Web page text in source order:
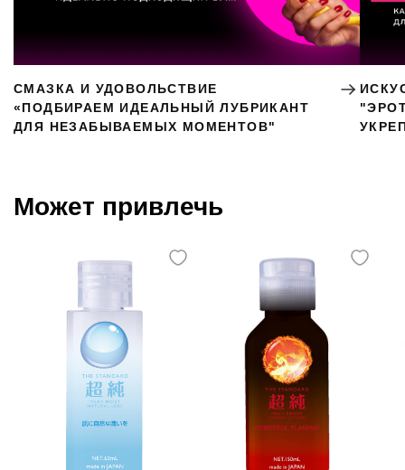
СМАЗКА И УДОВОЛЬСТВИЕ
«ПОДБИРАЕМ ИДЕАЛЬНЫЙ ЛУБРИКАНТ
ДЛЯ НЕЗАБЫВАЕМЫХ МОМЕНТОВ"
Может привлечь